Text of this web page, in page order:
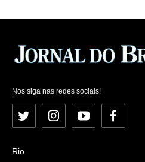
Nos siga nas redes sociais!
Twitter InstagramYouTubeFacebook
Rio